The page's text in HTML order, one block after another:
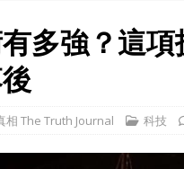
多強？這
相 The Truth Journal 科技